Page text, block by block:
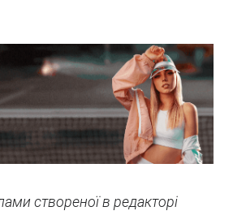
створеної в редакторі